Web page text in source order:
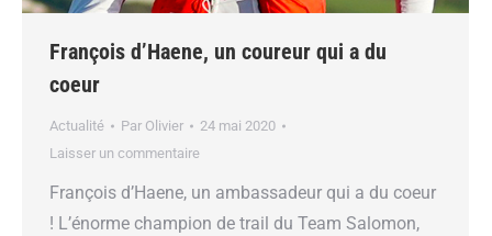
François d’Haene, un coureur qui a du
coeur
Actualité Par Olivier
24 mai 2020
Laisser un commentaire
François d’Haene, un ambassadeur qui a du coeur
! L’énorme champion de trail du Team Salomon,